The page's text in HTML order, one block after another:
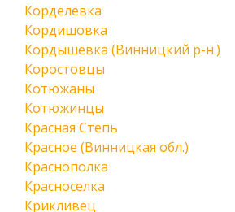
Корделевка
Кордишовка
Кордышевка (Винницкий р-н.)
Коростовцы
Котюжаны
Котюжинцы
Красная Степь
Красное (Винницкая обл.)
Краснополка
Красноселка
Крикливец